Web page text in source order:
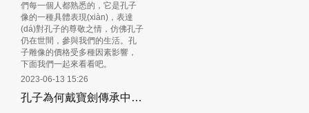
們每一個人都熟悉的，它是孔子
像的一種具體表現(xiàn)，表達
(dá)對孔子的尊敬之情，仿佛孔子
仍在世間，參與我們的生活。孔
子雕像的價格受多種因素影響，
下面我們一起來看看吧。
2023-06-13 15:26
孔子為何戴寶劍傳承中華文化的象征